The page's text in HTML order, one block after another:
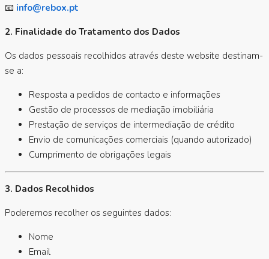
📧 info@rebox.pt
2. Finalidade do Tratamento dos Dados
Os dados pessoais recolhidos através deste website destinam-
se a:
Resposta a pedidos de contacto e informações
Gestão de processos de mediação imobiliária
Prestação de serviços de intermediação de crédito
Envio de comunicações comerciais (quando autorizado)
Cumprimento de obrigações legais
3. Dados Recolhidos
Poderemos recolher os seguintes dados:
Nome
Email